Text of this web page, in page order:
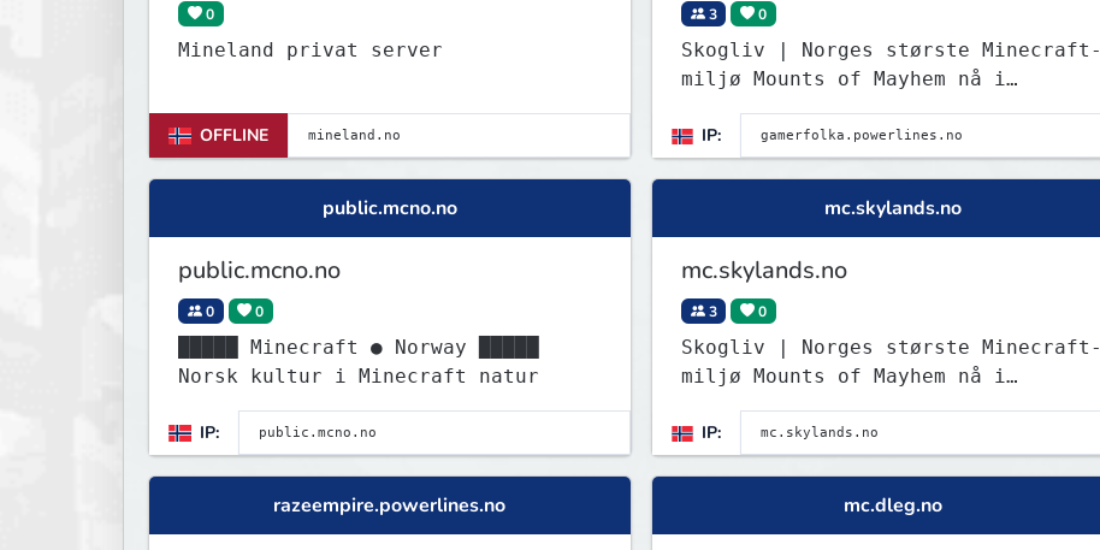
0
Mineland privat server
OFFLINE
3 0
Skogliv | Norges største Minecraft-
miljø Mounts of Mayhem nå i
Survival! Test det nye spydet!
IP:
public.mcno.no
public.mcno.no
0 0
█████ Minecraft ● Norway █████
Norsk kultur i Minecraft natur
IP:
mc.skylands.no
mc.skylands.no
3 0
Skogliv | Norges største Minecraft-
miljø Mounts of Mayhem nå i
Survival! Test det nye spydet!
IP:
razeempire.powerlines.no mc.dleg.no